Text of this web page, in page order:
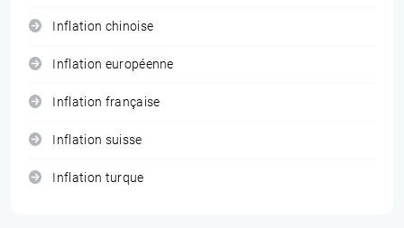
Inflation chinoise
Inflation européenne
Inflation française
Inflation suisse
Inflation turque